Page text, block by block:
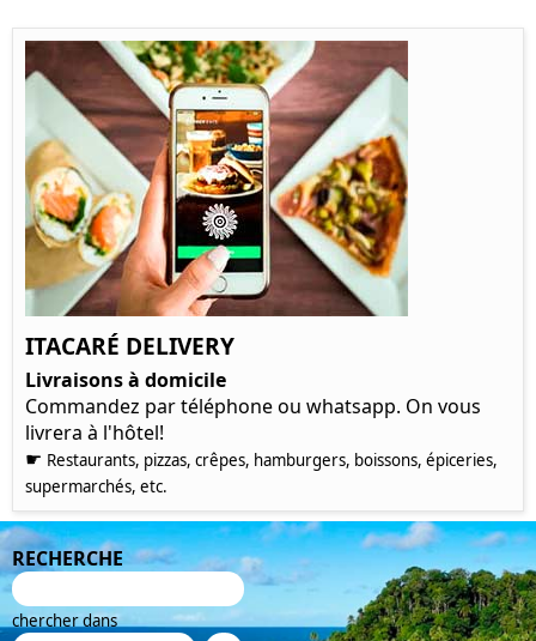
ITACARÉ DELIVERY
Livraisons à domicile
Commandez par téléphone ou whatsapp. On vous
livrera à l'hôtel!
☛ Restaurants, pizzas, crêpes, hamburgers, boissons, épiceries,
supermarchés, etc.
RECHERCHE
chercher dans